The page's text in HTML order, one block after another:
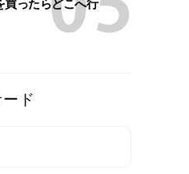
買ったらどこへ行
ド